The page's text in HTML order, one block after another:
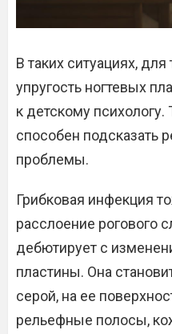
В таких ситуациях,
упругость ногтевых
к детскому психологу.
способен подсказать
проблемы.
Грибковая инфекция
расслоение рогового
дебютирует с
пластины. Она
серой, на ее
рельефные полосы,